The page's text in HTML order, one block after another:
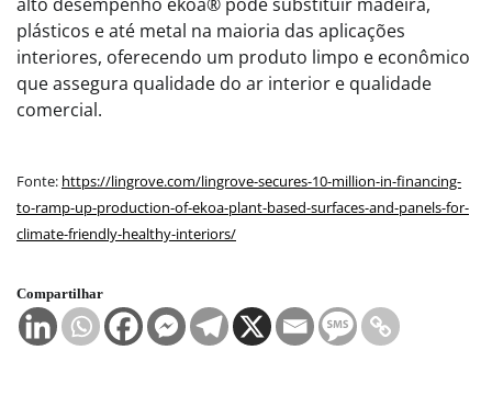
plásticos e até metal na maioria das aplicações
interiores, oferecendo um produto limpo e econômico
que assegura qualidade do ar interior e qualidade
comercial.
Fonte: https://lingrove.com/lingrove-secures-10-million-in-financing-
to-ramp-up-production-of-ekoa-plant-based-surfaces-and-panels-for-
climate-friendly-healthy-interiors/
Compartilhar